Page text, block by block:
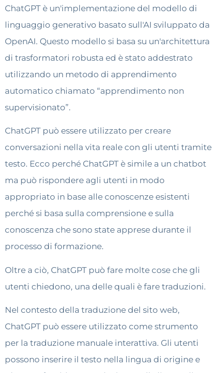
ChatGPT è un'implementazione del modello di
linguaggio generativo basato sull'AI sviluppato da
OpenAI. Questo modello si basa su un'architettura
di trasformatori robusta ed è stato addestrato
utilizzando un metodo di apprendimento
automatico chiamato “apprendimento non
supervisionato”.
ChatGPT può essere utilizzato per creare
conversazioni nella vita reale con gli utenti tramite
testo. Ecco perché ChatGPT è simile a un chatbot
ma può rispondere agli utenti in modo
appropriato in base alle conoscenze esistenti
perché si basa sulla comprensione e sulla
conoscenza che sono state apprese durante il
processo di formazione.
Oltre a ciò, ChatGPT può fare molte cose che gli
utenti chiedono, una delle quali è fare traduzioni.
Nel contesto della traduzione del sito web,
ChatGPT può essere utilizzato come strumento
per la traduzione manuale interattiva. Gli utenti
possono inserire il testo nella lingua di origine e